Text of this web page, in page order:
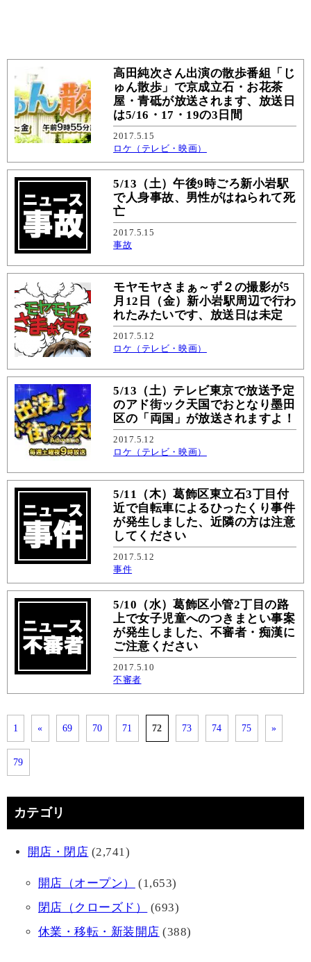
高田純次さん出演の散歩番組「じ
ゅん散歩」で京成立石・お花茶
屋・青砥が放送されます、放送日
は5/16・17・19の3日間
2017.5.15
ロケ（テレビ・映画）
5/13（土）午後9時ごろ新小岩駅
で人身事故、男性がはねられて死
亡
2017.5.15
事故
モヤモヤさまぁ～ず２の撮影が5
月12日（金）新小岩駅周辺で行わ
れたみたいです、放送日は未定
2017.5.12
ロケ（テレビ・映画）
5/13（土）テレビ東京で放送予定
のアド街ック天国でおとなり墨田
区の「両国」が放送されますよ！
2017.5.12
ロケ（テレビ・映画）
5/11（木）葛飾区東立石3丁目付
近で自転車によるひったくり事件
が発生しました、近隣の方は注意
してください
2017.5.12
事件
5/10（水）葛飾区小管2丁目の路
上で女子児童へのつきまとい事案
が発生しました、不審者・痴漢に
ご注意ください
2017.5.10
不審者
1 « 69 70 71 72 73 74 75 »
79
カテゴリ
開店・閉店 (2,741)
開店（オープン）
(1,653)
閉店（クローズド）
(693)
休業・移転・新装開店 (388)